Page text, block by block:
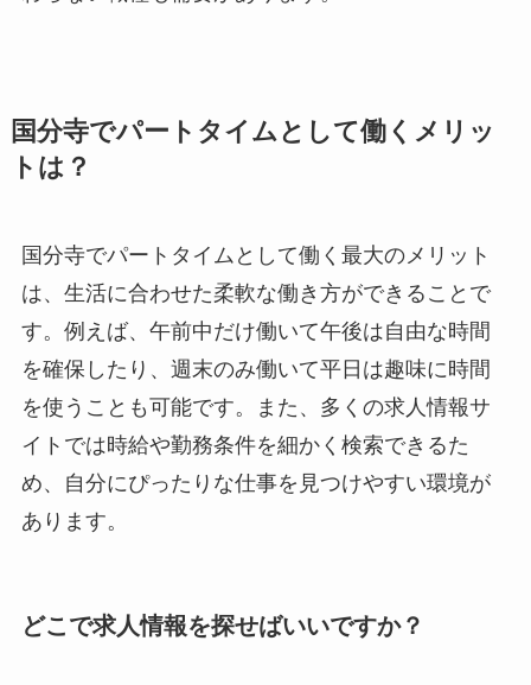
国分寺でパートタイムとして働くメリッ
トは？
国分寺でパートタイムとして働く最大のメリット
は、生活に合わせた柔軟な働き方ができることで
す。例えば、午前中だけ働いて午後は自由な時間
を確保したり、週末のみ働いて平日は趣味に時間
を使うことも可能です。また、多くの求人情報サ
イトでは時給や勤務条件を細かく検索できるた
め、自分にぴったりな仕事を見つけやすい環境が
あります。
どこで求人情報を探せばいいですか？